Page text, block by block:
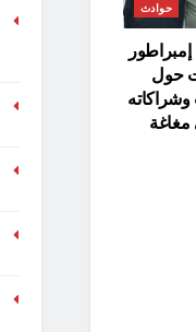
حوادث
حول
مغاغة